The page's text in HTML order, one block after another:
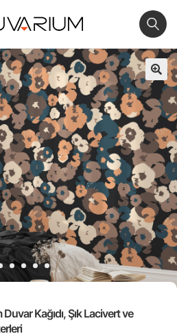
🔍
Kağıdı, Şık Lacivert ve